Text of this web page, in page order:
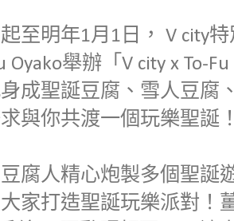
至明年1月1日， V city
Oyako舉辦「V city x To-
成聖誕豆腐、雪人豆腐
與你共渡一個玩樂聖誕
豆腐人精心炮製多個聖誕
家打造聖誕玩樂派對！